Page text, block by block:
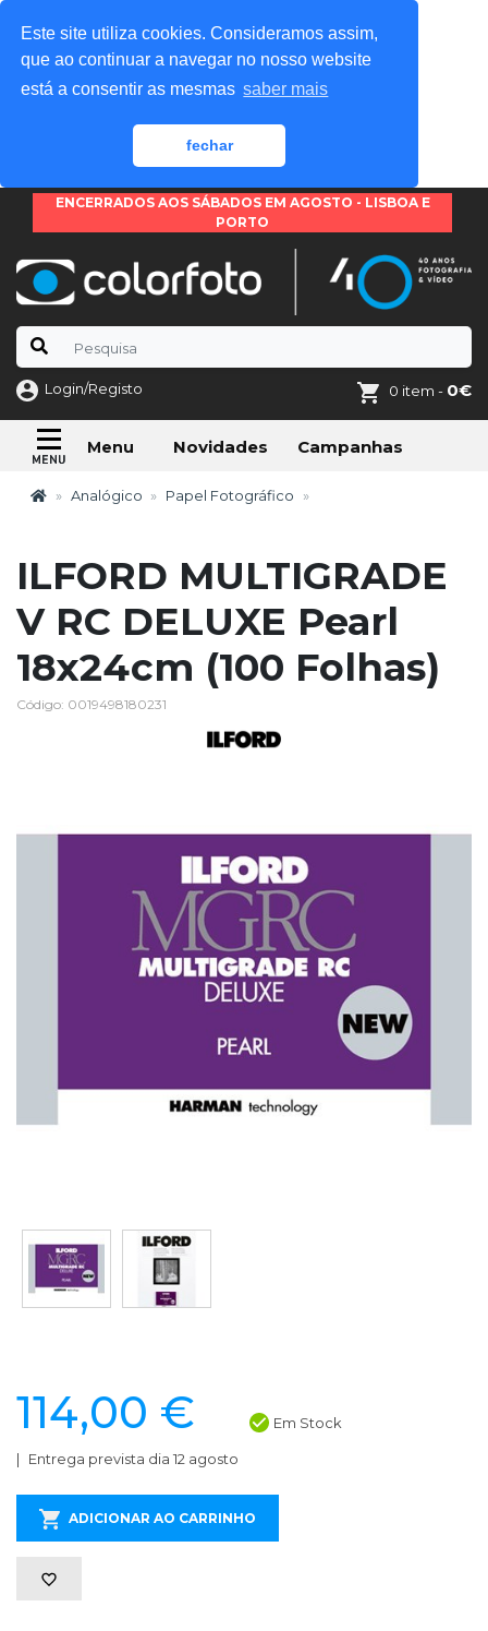
Este site utiliza cookies. Consideramos assim,
que ao continuar a navegar no nosso website
está a consentir as mesmas saber mais
fechar
ENCERRADOS AOS SÁBADOS EM AGOSTO - LISBOA E
PORTO
Login/Registo 0 item - 0€
Menu Novidades Campanhas
Analógico Papel Fotográfico
ILFORD MULTIGRADE
V RC DELUXE Pearl
18x24cm (100 Folhas)
Código: 0019498180231
114,00 € Em Stock
Entrega prevista dia 12 agosto
ADICIONAR AO CARRINHO